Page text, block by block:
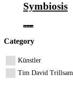
Symbiosis
Weiterlesen
Category
Künstler
Tim David Trillsam